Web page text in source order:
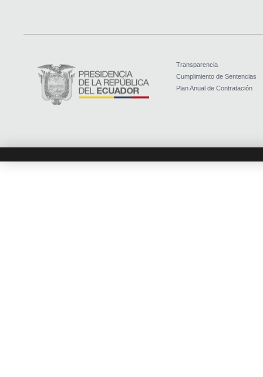
Transparencia
Cumplimiento de Sentencias
Plan Anual de Contratación